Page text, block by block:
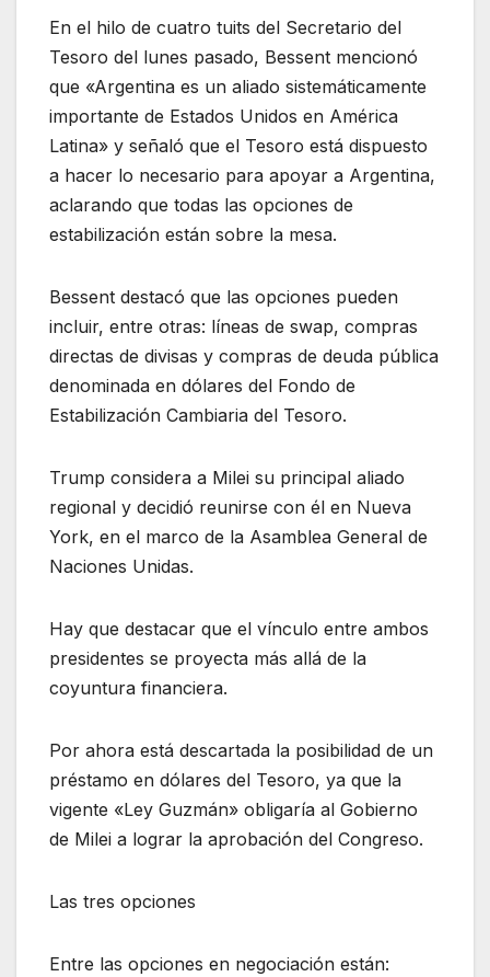
En el hilo de cuatro tuits del Secretario del
Tesoro del lunes pasado, Bessent mencionó
que «Argentina es un aliado sistemáticamente
importante de Estados Unidos en América
Latina» y señaló que el Tesoro está dispuesto
a hacer lo necesario para apoyar a Argentina,
aclarando que todas las opciones de
estabilización están sobre la mesa.
Bessent destacó que las opciones pueden
incluir, entre otras: líneas de swap, compras
directas de divisas y compras de deuda pública
denominada en dólares del Fondo de
Estabilización Cambiaria del Tesoro.
Trump considera a Milei su principal aliado
regional y decidió reunirse con él en Nueva
York, en el marco de la Asamblea General de
Naciones Unidas.
Hay que destacar que el vínculo entre ambos
presidentes se proyecta más allá de la
coyuntura financiera.
Por ahora está descartada la posibilidad de un
préstamo en dólares del Tesoro, ya que la
vigente «Ley Guzmán» obligaría al Gobierno
de Milei a lograr la aprobación del Congreso.
Las tres opciones
Entre las opciones en negociación están: